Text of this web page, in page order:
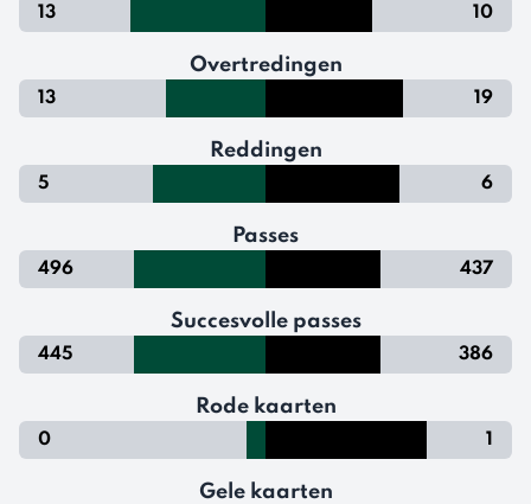
13 10
Overtredingen
13 19
Reddingen
5 6
Passes
496 437
Succesvolle passes
445 386
Rode kaarten
0 1
Gele kaarten